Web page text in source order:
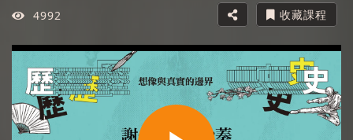
4992
收藏課程